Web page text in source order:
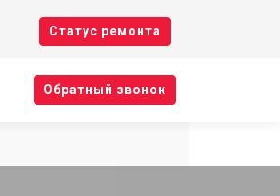
Cтатус ремонта
Oбратный звонок